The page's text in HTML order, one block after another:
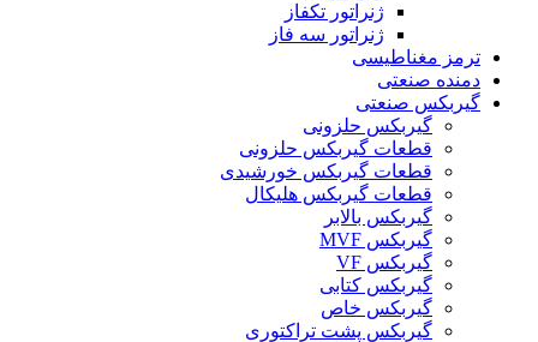
ژنراتور تکفاز
ژنراتور سه فاز
ترمز مغناطیسی
دمنده صنعتی
گیربکس صنعتی
گیربکس حلزونی
قطعات گيربکس حلزونی
قطعات گيربکس خورشيدی
قطعات گیربکس هلیکال
گيربکس بالابر
گیربکس MVF
گیربکس VF
گیربکس کتابی
گیربکس خاص
گیربکس پشت تراکتوری